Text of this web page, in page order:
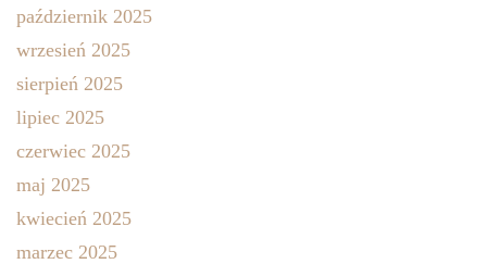
październik 2025
wrzesień 2025
sierpień 2025
lipiec 2025
czerwiec 2025
maj 2025
kwiecień 2025
marzec 2025